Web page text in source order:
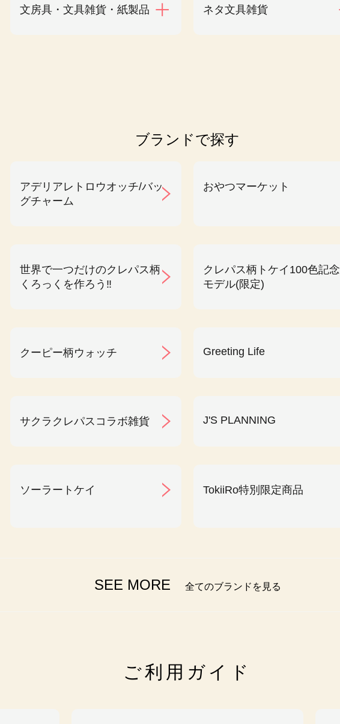
文房具・文具雑貨・紙製品 ネタ文具雑貨
ブランドで探す
アデリアレトロウオッチ/バッ
グチャーム
おやつマーケット
世界で一つだけのクレパス柄
くろっくを作ろう‼︎
クレパス柄トケイ100色記念
モデル(限定)
クーピー柄ウォッチ Greeting Life
サクラクレパスコラボ雑貨 J'S PLANNING
ソーラートケイ TokiiRo特別限定商品
SEE MORE 全てのブランドを見る
ご利用ガイド